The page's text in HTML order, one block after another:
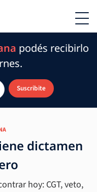
podés recibirlo
Suscribite
dictamen
hoy: CGT, veto,